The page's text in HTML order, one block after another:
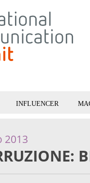
INFLUENCER
2013